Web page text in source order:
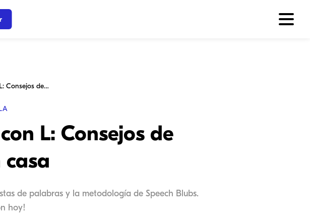
Cómo enseñar palabras con L: Consejos de lenguaje en casa
L: Consejos de
casa
de palabras y la metodología de Speech Blubs.
hoy!